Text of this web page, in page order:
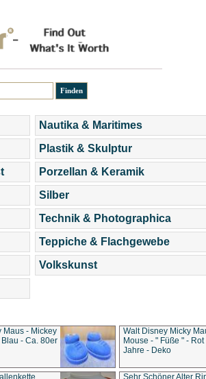
Nautika & Maritimes
Plastik & Skulptur
Porzellan & Keramik
Silber
Technik & Photographica
Teppiche & Flachgewebe
Volkskunst
Maus - Mickey
- Ca. 80er
Walt Disney Micky
Mouse - " Füße " -
Jahre - Deko
Sehr Schöner Alter